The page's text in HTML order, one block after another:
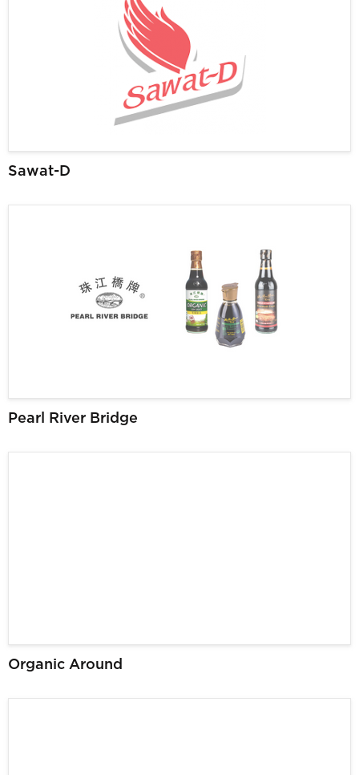
Sawat-D
Pearl River Bridge
Organic Around